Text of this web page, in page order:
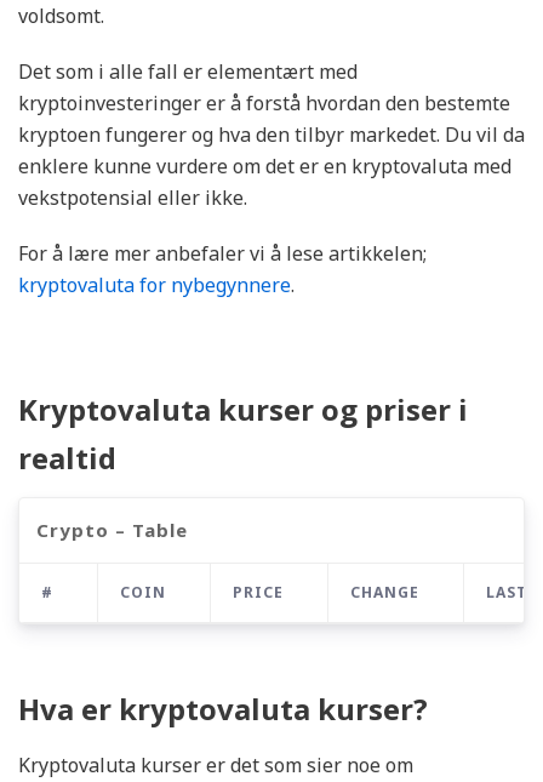
voldsomt.
Det som i alle fall er elementært med
kryptoinvesteringer er å forstå hvordan den bestemte
kryptoen fungerer og hva den tilbyr markedet. Du vil da
enklere kunne vurdere om det er en kryptovaluta med
vekstpotensial eller ikke.
For å lære mer anbefaler vi å lese artikkelen;
kryptovaluta for nybegynnere.
Kryptovaluta kurser og priser i
realtid
Crypto – Table
# COIN PRICE CHANGE LAST
Hva er kryptovaluta kurser?
Kryptovaluta kurser er det som sier noe om